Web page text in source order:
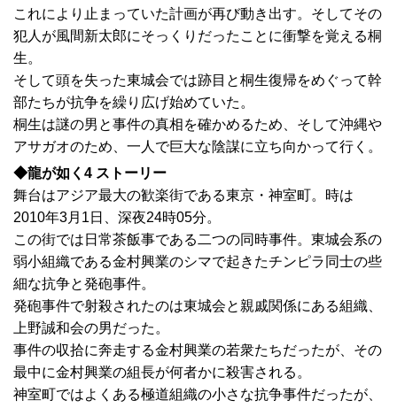
これにより止まっていた計画が再び動き出す。そしてその
犯人が風間新太郎にそっくりだったことに衝撃を覚える桐
生。
そして頭を失った東城会では跡目と桐生復帰をめぐって幹
部たちが抗争を繰り広げ始めていた。
桐生は謎の男と事件の真相を確かめるため、そして沖縄や
アサガオのため、一人で巨大な陰謀に立ち向かって行く。
◆龍が如く4 ストーリー
舞台はアジア最大の歓楽街である東京・神室町。時は
2010年3月1日、深夜24時05分。
この街では日常茶飯事である二つの同時事件。東城会系の
弱小組織である金村興業のシマで起きたチンピラ同士の些
細な抗争と発砲事件。
発砲事件で射殺されたのは東城会と親戚関係にある組織、
上野誠和会の男だった。
事件の収拾に奔走する金村興業の若衆たちだったが、その
最中に金村興業の組長が何者かに殺害される。
神室町ではよくある極道組織の小さな抗争事件だったが、